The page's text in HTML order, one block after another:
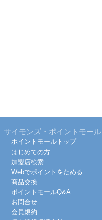
サイモンズ・ポイントモール
ポイントモールトップ
はじめての方
加盟店検索
Webでポイントをためる
商品交換
ポイントモールQ&A
お問合せ
会員規約